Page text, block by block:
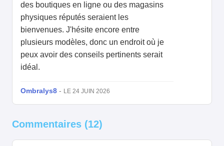
des boutiques en ligne ou des magasins
physiques réputés seraient les
bienvenues. J'hésite encore entre
plusieurs modèles, donc un endroit où je
peux avoir des conseils pertinents serait
idéal.
Ombralys8 - LE 24 JUIN 2026
Commentaires (12)